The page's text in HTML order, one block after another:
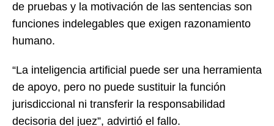
de pruebas y la motivación de las sentencias son
funciones indelegables que exigen razonamiento
humano.
“La inteligencia artificial puede ser una herramienta
de apoyo, pero no puede sustituir la función
jurisdiccional ni transferir la responsabilidad
decisoria del juez”, advirtió el fallo.